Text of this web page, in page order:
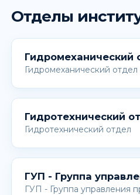
Отделы
Гидромеханический
Гидромеханический отдел
Гидротехнический
Гидротехнический отдел
ГУП - Группа
ГУП - Группа управления